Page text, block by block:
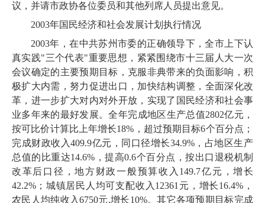
议，并请市政协各位委员和其他列席人员提出意见。
2003年国民经济和社会发展计划执行情况
2003年，在中共苏州市委的正确领导下，全市上下认
真实践"三个代表"重要思想，紧紧围绕市十三届人大一次
会议确定的主要预期目标，克服非典带来的负面影响，积
极扩大内需，努力促进出口，加快结构调整，全面深化改
革，进一步扩大对内对外开放，实现了国民经济和社会事
业多年来的最好发展。全年完成地区生产总值2802亿元，
按可比价计算比上年增长18%，超过预期目标6个百分点；
完成财政收入409.9亿元，同口径增长34.9%，占地区生产
总值的比重达14.6%，提高0.6个百分点，按出口退税机制
改革后口径，地方财政一般预算收入149.7亿元，增长
42.2%；城镇居民人均可支配收入12361元，增长16.4%，
农民人均纯收入6750元,增长10%。其它各项预期目标完成